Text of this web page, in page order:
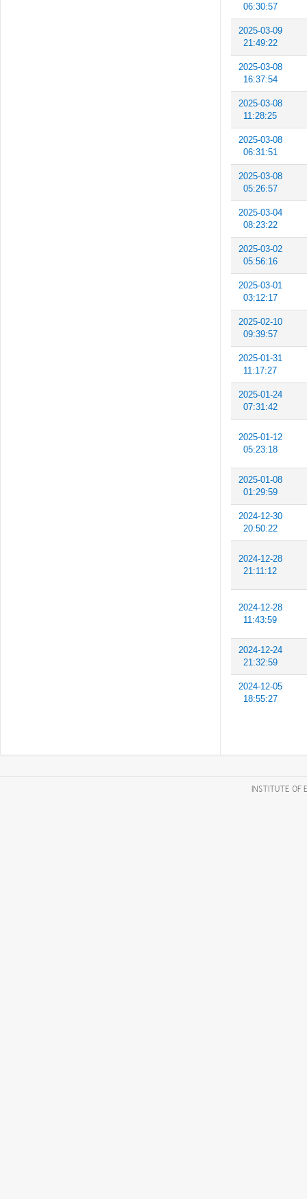
06:30:57
2025-03-09
21:49:22
2025-03-08
16:37:54
2025-03-08
11:28:25
2025-03-08
06:31:51
2025-03-08
05:26:57
2025-03-04
08:23:22
2025-03-02
05:56:16
2025-03-01
03:12:17
2025-02-10
09:39:57
2025-01-31
11:17:27
2025-01-24
07:31:42
2025-01-12
05:23:18
2025-01-08
01:29:59
2024-12-30
20:50:22
2024-12-28
21:11:12
2024-12-28
11:43:59
2024-12-24
21:32:59
2024-12-05
18:55:27
INSTITUTE OF